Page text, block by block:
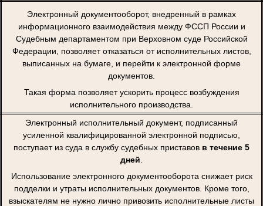
Электронный документооборот, внедренный в рамках
информационного взаимодействия между ФССП России и
Судебным департаментом при Верховном суде Российской
Федерации, позволяет отказаться от исполнительных листов,
выписанных на бумаге, и перейти к электронной форме
документов.
Такая форма позволяет ускорить процесс возбуждения
исполнительного производства.
Электронный исполнительный документ, подписанный
усиленной квалифицированной электронной подписью,
поступает из суда в службу судебных приставов в течение 5
дней
Использование электронного документооборота снижает риск
подделки и утраты исполнительных документов. Кроме того,
взыскателям не нужно лично привозить исполнительные листы